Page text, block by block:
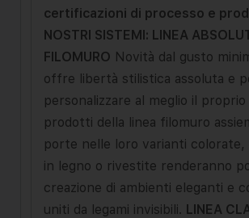
certificazioni di processo e
NOSTRI SISTEMI: LINEA
FILOMURO Novità dal gusto
offre libertà stilistica assoluta e
personalizzare al meglio il
prodotti della linea filomuro
porte nelle loro varianti colorate,
in legno o rivestite renderanno
creazione di ambienti eleganti e
uniti da legami invisibili. LINEA